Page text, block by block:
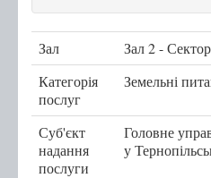
Віддалені робочі
с. Іванківці
с. Кобзарівка
с. Городище
Зал
Зал 2 -
Категорія
послуг
Земельні
Суб'єкт
надання
послуги
Головне
у